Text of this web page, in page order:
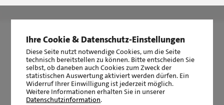
|2511Bewertungen auf ProvenExpert.com
Ihre Cookie & Datenschutz-Einstellungen
Diese Seite nutzt notwendige Cookies, um die Seite
technisch bereitstellen zu können. Bitte entscheiden Sie
selbst, ob daneben auch Cookies zum Zweck der
statistischen Auswertung aktiviert werden dürfen. Ein
Widerruf Ihrer Einwilligung ist jederzeit möglich.
Weitere Informationen erhalten Sie in unserer
Datenschutzinformation.